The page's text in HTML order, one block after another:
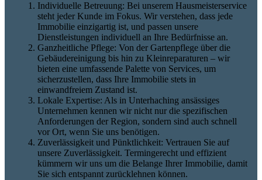
Individuelle Betreuung: Bei unserem Hausmeisterservice
steht jeder Kunde im Fokus. Wir verstehen, dass jede
Immobilie einzigartig ist, und passen unsere
Dienstleistungen individuell an Ihre Bedürfnisse an.
Ganzheitliche Pflege: Von der Gartenpflege über die
Gebäudereinigung bis hin zu Kleinreparaturen – wir
bieten eine umfassende Palette von Services, um
sicherzustellen, dass Ihre Immobilie stets in
einwandfreiem Zustand ist.
Lokale Expertise: Als in Unterhaching ansässiges
Unternehmen kennen wir nicht nur die spezifischen
Anforderungen der Region, sondern sind auch schnell
vor Ort, wenn Sie uns benötigen.
Zuverlässigkeit und Pünktlichkeit: Vertrauen Sie auf
unsere Zuverlässigkeit. Termingerecht und effizient
kümmern wir uns um die Belange Ihrer Immobilie, damit
Sie sich entspannt zurücklehnen können.